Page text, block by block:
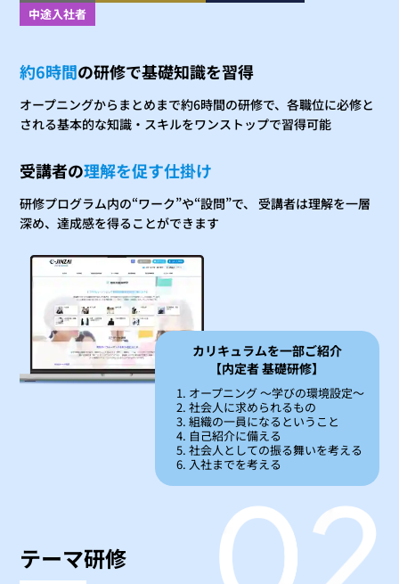
中途入社者
約6時間の研修で基礎知識を習得
オープニングからまとめまで約6時間の研修で、各職位に必修と
される基本的な知識・スキルをワンストップで習得可能
受講者の理解を促す仕掛け
研修プログラム内の“ワーク”や“設問”で、 受講者は理解を一層
深め、達成感を得ることができます
カリキュラムを一部ご紹介
【内定者 基礎研修】
オープニング 〜学びの環境設定〜
社会人に求められるもの
組織の一員になるということ
自己紹介に備える
社会人としての振る舞いを考える
入社までを考える
テーマ研修